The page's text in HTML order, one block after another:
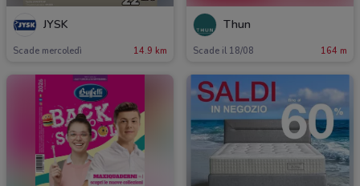
JYSK
Scade mercoledì 14.9 km
Thun
Scade il 18/08 164 m